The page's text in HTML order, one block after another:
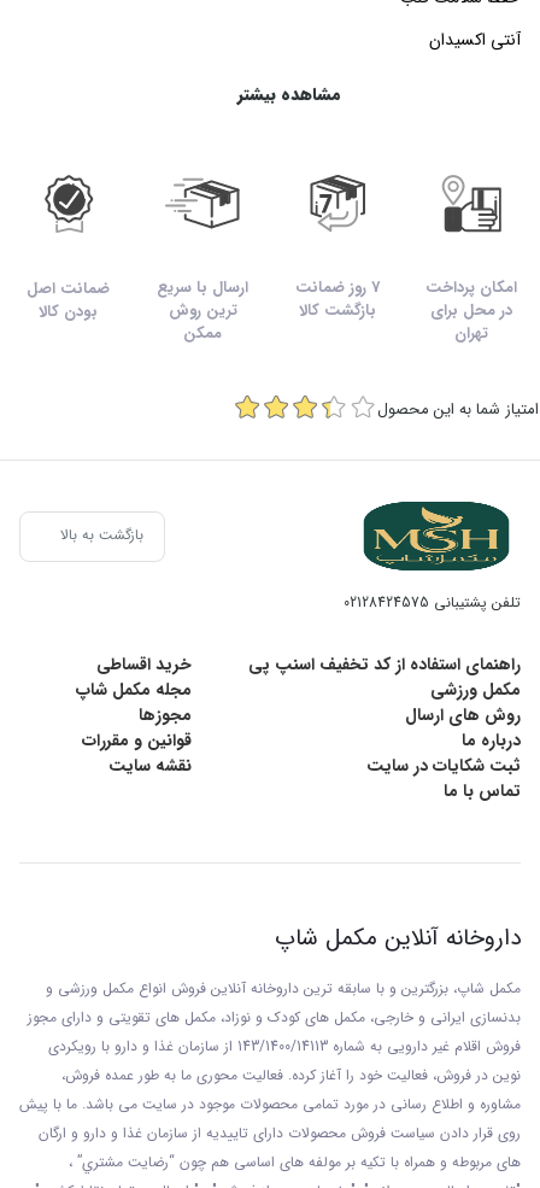
آنتی اکسیدان
روش مصرف ویتامینE هلث برست 30 عددی :
روزانه 1 عدد کپسول همراه با غذا مصرف شود.
هشدار مصرف :
در دوران بارداری و شیردهی قبل از مصرف با پزشک مشورت نمایید.
دور از دسترس اطفال و در جای خشک و خنک و دور از نور مستقیم
خورشید نگهداری شود.
مشاهده بیشتر
امکان پرداخت
در محل برای
تهران
7 روز ضمانت
بازگشت کالا
ارسال با سریع
ترین روش
ممکن
ضمانت اصل
بودن کالا
امتیاز شما به این محصول
بازگشت به بالا
تلفن پشتیبانی 02128424575
راهنمای استفاده از کد تخفیف اسنپ پی
خرید اقساطی
مکمل ورزشی
مجله مکمل شاپ
روش های ارسال
مجوزها
درباره ما
قوانین و مقررات
ثبت شکایات در سایت
نقشه سایت
تماس با ما
داروخانه آنلاین مکمل شاپ
مکمل شاپ، بزرگترین و با سابقه ترین داروخانه آنلاین فروش انواع مکمل ورزشی و
بدنسازی ایرانی و خارجی، مکمل های کودک و نوزاد، مکمل های تقویتی و دارای مجوز
فروش اقلام غیر دارویی به شماره 143/1400/14113 از
سازمان غذا و دارو با رويکردی
نوين در فروش، فعاليت خود را آغاز کرده. فعاليت محوری ما به طور عمده فروش،
مشاوره و اطلاع رسانی در مورد تمامی محصولات موجود در سایت می باشد. ما با پيش
روی قرار دادن سياست فروش محصولات دارای تاييديه از سازمان غذا و دارو و ارگان
های مربوطه و همراه با تکيه بر مولفه های اساسی هم چون “رضايت مشتري” ،